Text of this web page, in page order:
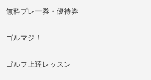
無料プレー券・優待券
ゴルマジ！
ゴルフ上達レッスン